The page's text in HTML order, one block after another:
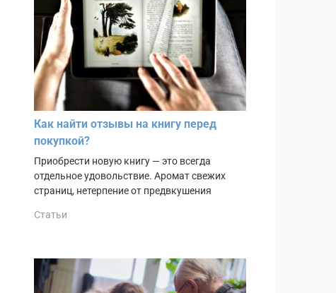
Как найти отзывы на книгу перед
покупкой?
Приобрести новую книгу — это всегда
отдельное удовольствие. Аромат свежих
страниц, нетерпение от предвкушения
Статьи